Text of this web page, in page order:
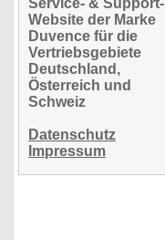
Service- & Support-
Website der Marke
Duvence für die
Vertriebsgebiete
Deutschland,
Österreich und
Schweiz
Datenschutz
Impressum